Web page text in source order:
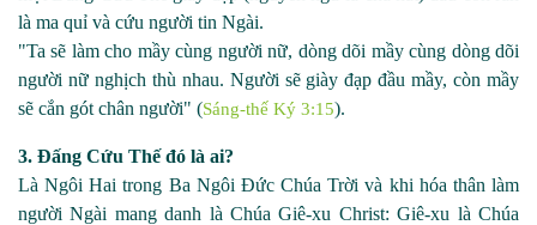
là ma quỉ và cứu người tin Ngài.
"Ta sẽ làm cho mầy cùng người nữ, dòng dõi mầy cùng dòng dõi
người nữ nghịch thù nhau. Người sẽ giày đạp đầu mầy, còn mầy
sẽ cắn gót chân người" (Sáng-thế Ký 3:15).
3. Đấng Cứu Thế đó là ai?
Là Ngôi Hai trong Ba Ngôi Đức Chúa Trời và khi hóa thân làm
người Ngài mang danh là Chúa Giê-xu Christ: Giê-xu là Chúa